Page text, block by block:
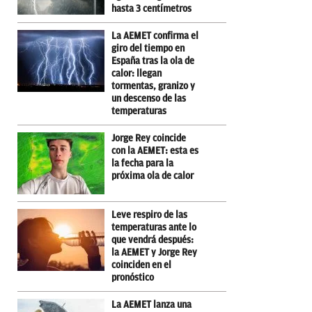
hasta 3 centímetros
La AEMET confirma el
giro del tiempo en
España tras la ola de
calor: llegan
tormentas, granizo y
un descenso de las
temperaturas
Jorge Rey coincide
con la AEMET: esta es
la fecha para la
próxima ola de calor
Leve respiro de las
temperaturas ante lo
que vendrá después:
la AEMET y Jorge Rey
coinciden en el
pronóstico
La AEMET lanza una